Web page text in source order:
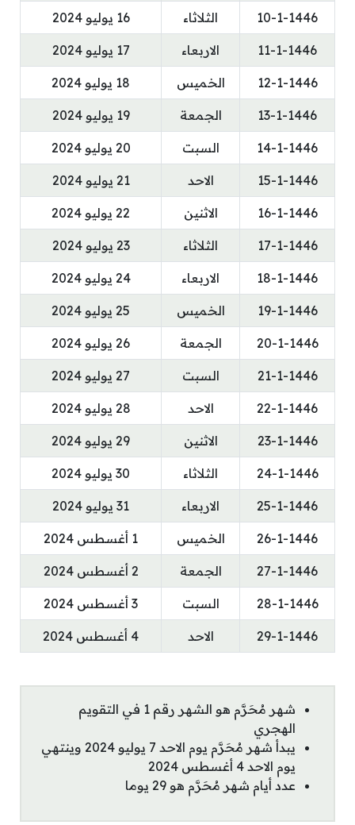
10-1-1446 الثلاثاء 16 يوليو 2024
11-1-1446 الاربعاء 17 يوليو 2024
12-1-1446 الخميس 18 يوليو 2024
13-1-1446 الجمعة 19 يوليو 2024
14-1-1446 السبت 20 يوليو 2024
15-1-1446 الاحد 21 يوليو 2024
16-1-1446 الاثنين 22 يوليو 2024
17-1-1446 الثلاثاء 23 يوليو 2024
18-1-1446 الاربعاء 24 يوليو 2024
19-1-1446 الخميس 25 يوليو 2024
20-1-1446 الجمعة 26 يوليو 2024
21-1-1446 السبت 27 يوليو 2024
22-1-1446 الاحد 28 يوليو 2024
23-1-1446 الاثنين 29 يوليو 2024
24-1-1446 الثلاثاء 30 يوليو 2024
25-1-1446 الاربعاء 31 يوليو 2024
26-1-1446 الخميس 1 أغسطس 2024
27-1-1446 الجمعة 2 أغسطس 2024
28-1-1446 السبت 3 أغسطس 2024
29-1-1446 الاحد 4 أغسطس 2024
شهر مُحَرَّم هو الشهر رقم 1 في التقويم
الهجري
يبدأ شهر مُحَرَّم يوم الاحد 7 يوليو 2024 وينتهي
يوم الاحد 4 أغسطس 2024
عدد أيام شهر مُحَرَّم هو 29 يوما